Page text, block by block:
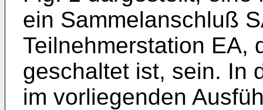
ein Sammelanschluß
Teilnehmerstation EA,
geschaltet ist, sein. In
im vorliegenden